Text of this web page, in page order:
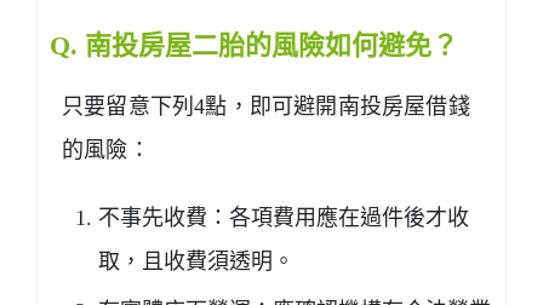
Q. 南投房屋二胎的風險如何避免？
只要留意下列4點，即可避開南投房屋借錢
的風險：
不事先收費：各項費用應在過件後才收
取，且收費須透明。